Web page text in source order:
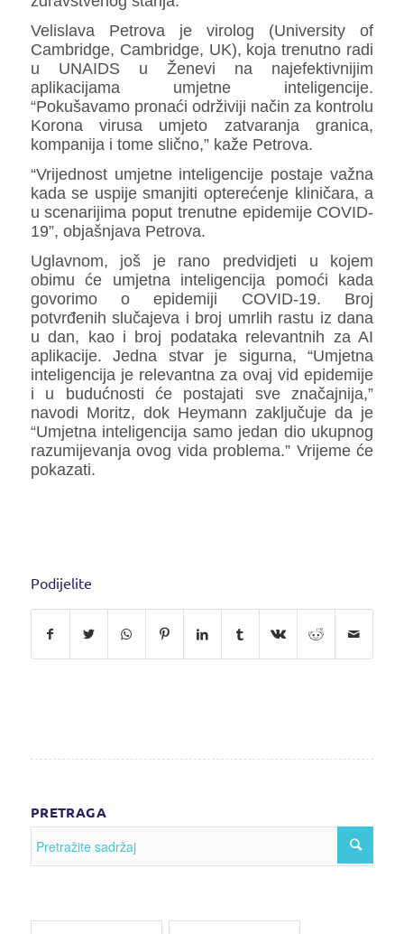
Velislava Petrova je virolog (University of
Cambridge, Cambridge, UK), koja trenutno radi
u UNAIDS u Ženevi na najefektivnijim
aplikacijama umjetne inteligencije.
“Pokušavamo pronaći održiviji način za kontrolu
Korona virusa umjeto zatvaranja granica,
kompanija i tome slično,” kaže Petrova.
“Vrijednost umjetne inteligencije postaje važna
kada se uspije smanjiti opterećenje kliničara, a
u scenarijima poput trenutne epidemije COVID-
19”, objašnjava Petrova.
Uglavnom, još je rano predvidjeti u kojem
obimu će umjetna inteligencija pomoći kada
govorimo o epidemiji COVID-19. Broj
potvrđenih slučajeva i broj umrlih rastu iz dana
u dan, kao i broj podataka relevantnih za AI
aplikacije. Jedna stvar je sigurna, “Umjetna
inteligencija je relevantna za ovaj vid epidemije
i u budućnosti će postajati sve značajnija,”
navodi Moritz, dok Heymann zaključuje da je
“Umjetna inteligencija samo jedan dio ukupnog
razumijevanja ovog vida problema.” Vrijeme će
pokazati.
Podijelite
PRETRAGA